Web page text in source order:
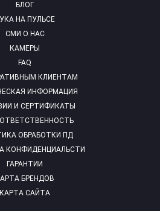
БЛОГ
НА ПУЛЬСЕ
СМИ О НАС
КАМЕРЫ
FAQ
КЛИЕНТАМ
ИНФОРМАЦИЯ
И СЕРТИФИКАТЫ
ОБРАБОТКИ ПД
КОНФИДЕНЦИАЛЬСТИ
ГАРАНТИИ
БРЕНДОВ
КАРТА САЙТА